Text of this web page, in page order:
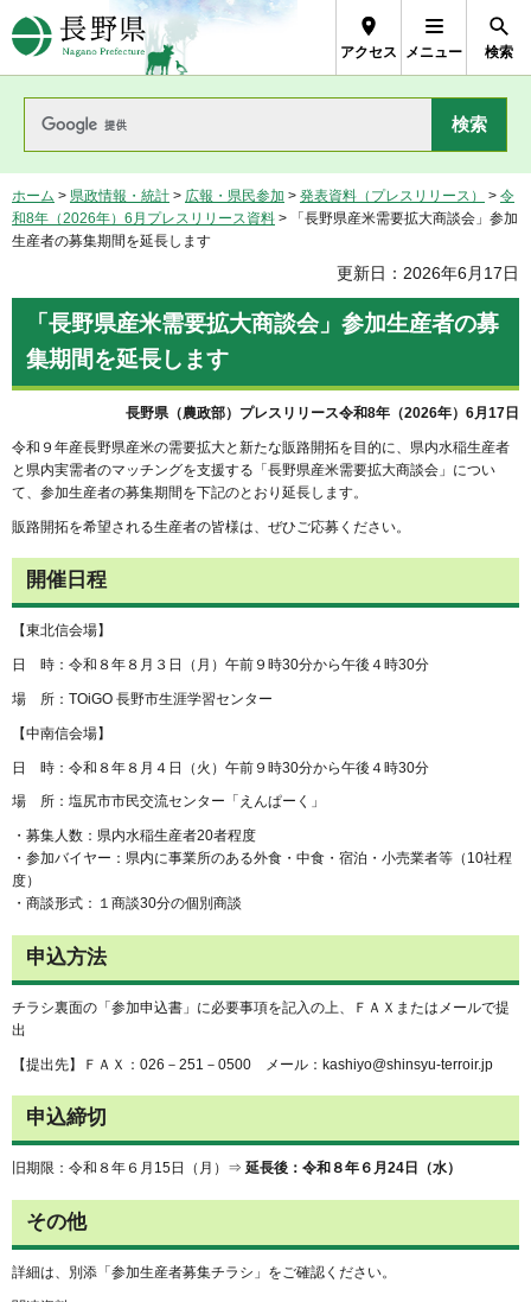
長野県Nagano Prefecture
アクセス メニュー 検索
ホーム > 県政情報・統計 > 広報・県民参加 > 発表資料（プレスリリース） > 令
和8年（2026年）6月プレスリリース資料 > 「長野県産米需要拡大商談会」参加
生産者の募集期間を延長します
更新日：2026年6月17日
「長野県産米需要拡大商談会」参加生産者の募
集期間を延長します
長野県（農政部）プレスリリース令和8年（2026年）6月17日
令和９年産長野県産米の需要拡大と新たな販路開拓を目的に、県内水稲生産者
と県内実需者のマッチングを支援する「長野県産米需要拡大商談会」につい
て、参加生産者の募集期間を下記のとおり延長します。
販路開拓を希望される生産者の皆様は、ぜひご応募ください。
開催日程
【東北信会場】
日 時：令和８年８月３日（月）午前９時30分から午後４時30分
場 所：TOiGO 長野市生涯学習センター
【中南信会場】
日 時：令和８年８月４日（火）午前９時30分から午後４時30分
場 所：塩尻市市民交流センター「えんぱーく」
・募集人数：県内水稲生産者20者程度
・参加バイヤー：県内に事業所のある外食・中食・宿泊・小売業者等（10社程
度）
・商談形式：１商談30分の個別商談
申込方法
チラシ裏面の「参加申込書」に必要事項を記入の上、ＦＡＸまたはメールで提
出
【提出先】ＦＡＸ：026－251－0500 メール：kashiyo@shinsyu-terroir.jp
申込締切
旧期限：令和８年６月15日（月）⇒ 延長後：令和８年６月24日（水）
その他
詳細は、別添「参加生産者募集チラシ」をご確認ください。